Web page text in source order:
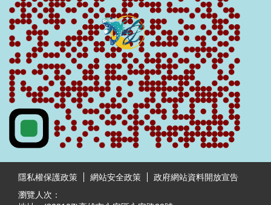
隱私權保護政策
網站安全政策
政府網站資料開放宣告
瀏覽人次：